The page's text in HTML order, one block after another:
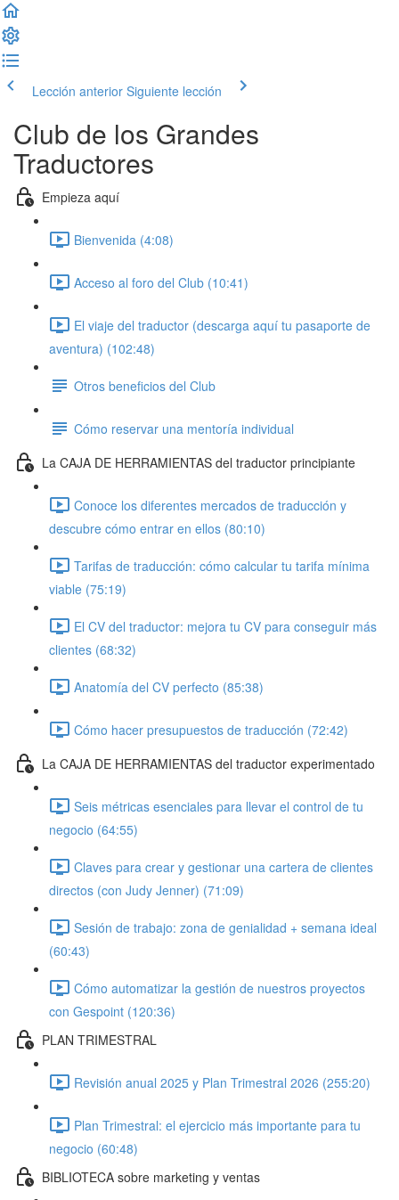
Lección anterior Siguiente lección
Club de los Grandes
Traductores
Empieza aquí
Bienvenida (4:08)
Acceso al foro del Club (10:41)
El viaje del traductor (descarga aquí tu pasaporte de
aventura) (102:48)
Otros beneficios del Club
Cómo reservar una mentoría individual
La CAJA DE HERRAMIENTAS del traductor principiante
Conoce los diferentes mercados de traducción y
descubre cómo entrar en ellos (80:10)
Tarifas de traducción: cómo calcular tu tarifa mínima
viable (75:19)
El CV del traductor: mejora tu CV para conseguir más
clientes (68:32)
Anatomía del CV perfecto (85:38)
Cómo hacer presupuestos de traducción (72:42)
La CAJA DE HERRAMIENTAS del traductor experimentado
Seis métricas esenciales para llevar el control de tu
negocio (64:55)
Claves para crear y gestionar una cartera de clientes
directos (con Judy Jenner) (71:09)
Sesión de trabajo: zona de genialidad + semana ideal
(60:43)
Cómo automatizar la gestión de nuestros proyectos
con Gespoint (120:36)
PLAN TRIMESTRAL
Revisión anual 2025 y Plan Trimestral 2026 (255:20)
Plan Trimestral: el ejercicio más importante para tu
negocio (60:48)
BIBLIOTECA sobre marketing y ventas